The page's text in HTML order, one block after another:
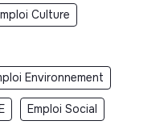
Culture
Environnement
Emploi Social